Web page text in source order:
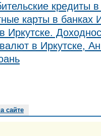
кредиты
карты в банках
в Иркутске,
сайте